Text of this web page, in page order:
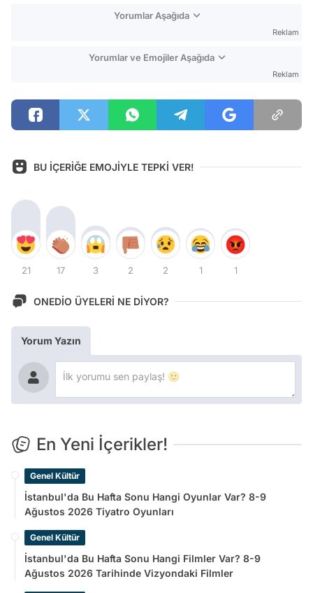
Yorumlar Aşağıda
Reklam
Yorumlar ve Emojiler Aşağıda
Reklam
BU İÇERİĞE EMOJİYLE TEPKİ VER!
21 17 3 2 2 1 1
ONEDİO ÜYELERİ NE DİYOR?
Yorum Yazın
En Yeni İçerikler!
Genel Kültür
İstanbul'da Bu Hafta Sonu Hangi Oyunlar Var? 8-9
Ağustos 2026 Tiyatro Oyunları
Genel Kültür
İstanbul'da Bu Hafta Sonu Hangi Filmler Var? 8-9
Ağustos 2026 Tarihinde Vizyondaki Filmler